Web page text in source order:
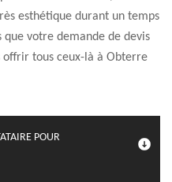
esthétique durant un temps
que votre demande de devis
tous ceux-là à Obterre
POUR